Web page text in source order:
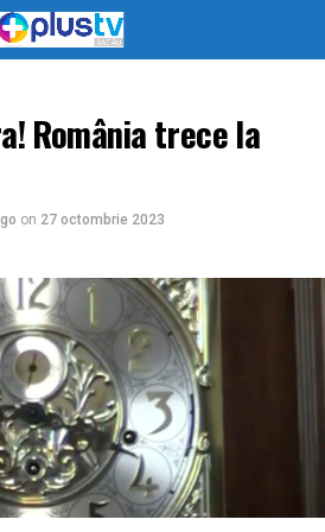
România trece la
on 27 octombrie 2023